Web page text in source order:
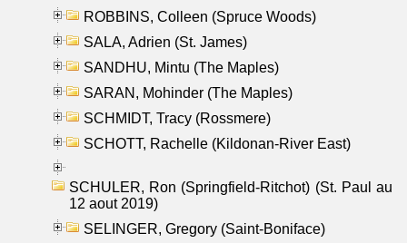
ROBBINS, Colleen (Spruce Woods)
SALA, Adrien (St. James)
SANDHU, Mintu (The Maples)
SARAN, Mohinder (The Maples)
SCHMIDT, Tracy (Rossmere)
SCHOTT, Rachelle (Kildonan-River East)
SCHULER, Ron (Springfield-Ritchot) (St. Paul au
12 aout 2019)
SELINGER, Gregory (Saint-Boniface)